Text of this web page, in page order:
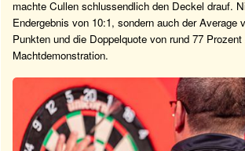
machte Cullen schlussendlich den Deckel drauf.
Endergebnis von 10:1, sondern auch der Average
Punkten und die Doppelquote von rund 77
Machtdemonstration.